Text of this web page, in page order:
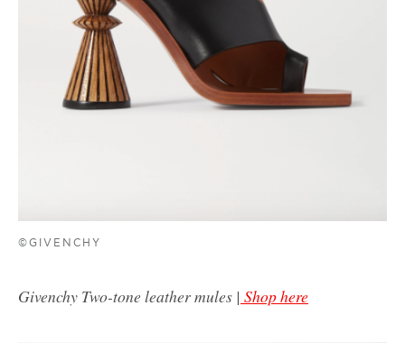
©GIVENCHY
Givenchy Two-tone leather mules | Shop here